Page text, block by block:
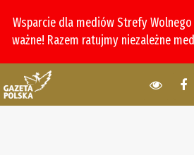
Wsparcie dla mediów Strefy
ważne! Razem ratujmy niezależne